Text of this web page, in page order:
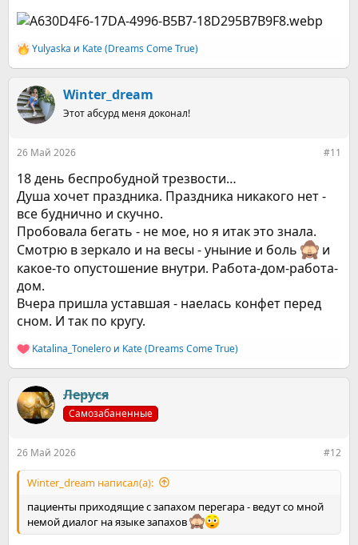
Р
е
к
ц
и
Yulyaska и Kate (Dreams Come True)
Winter_dream
Этот абсурд меня доконал!
26 Май 2026 #11
18 день беспробудной трезвости…
Душа хочет праздника. Праздника никакого нет -
все буднично и скучно.
Пробовала бегать - не мое, но я итак это знала.
Смотрю в зеркало и на весы - уныние и боль
и
какое-то опустошение внутри. Работа-дом-работа-
дом.
Вчера пришла уставшая - наелась конфет перед
сном. И так по кругу.
Р
е
к
ц
и
Katalina_Tonelero и Kate (Dreams Come True)
Леруся
Самозабаненные
26 Май 2026 #12
Winter_dream написал(а):
пациенты приходящие с запахом перегара - ведут со мной
немой диалог на языке запахов